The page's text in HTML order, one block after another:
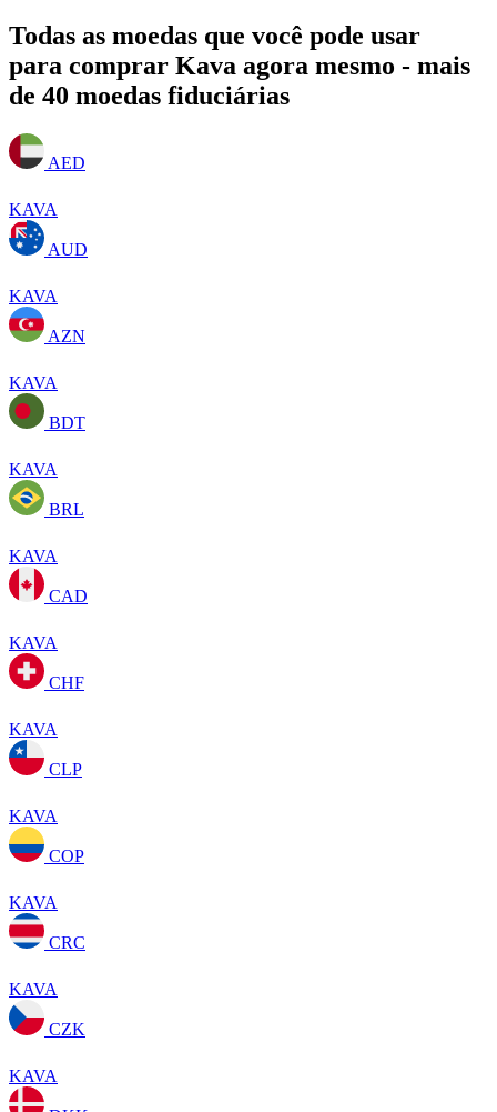
Todas as moedas que você pode usar
para comprar Kava agora mesmo - mais
de 40 moedas fiduciárias
AED
KAVA
AUD
KAVA
AZN
KAVA
BDT
KAVA
BRL
KAVA
CAD
KAVA
CHF
KAVA
CLP
KAVA
COP
KAVA
CRC
KAVA
CZK
KAVA